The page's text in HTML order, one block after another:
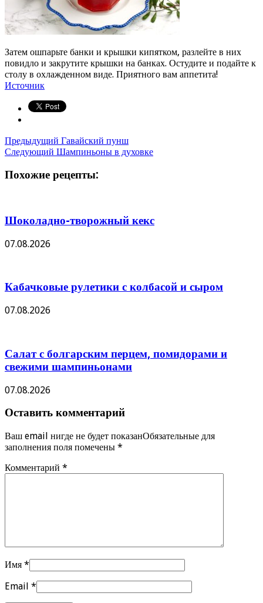
Затем ошпарьте банки и крышки кипятком, разлейте в них
повидло и закрутите крышки на банках. Остудите и подайте к
столу в охлажденном виде. Приятного вам аппетита!
Источник
Предыдущий Гавайский пунш
Следующий Шампиньоны в духовке
Похожие рецепты:
Шоколадно-творожный кекс
07.08.2026
Кабачковые рулетики с колбасой и сыром
07.08.2026
Салат с болгарским перцем, помидорами и
свежими шампиньонами
07.08.2026
Оставить комментарий
Ваш email нигде не будет показанОбязательные для
заполнения поля помечены *
Комментарий *
Имя *
Email *